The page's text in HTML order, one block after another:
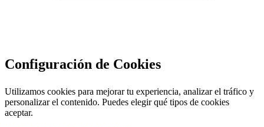
Configuración de Cookies
Utilizamos cookies para mejorar tu experiencia, analizar el tráfico y
personalizar el contenido. Puedes elegir qué tipos de cookies
aceptar.